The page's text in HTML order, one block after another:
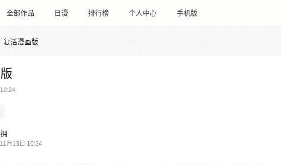
全部作品 日漫 排行榜 个人中心 手机版
复活漫画版
月13日 10:24